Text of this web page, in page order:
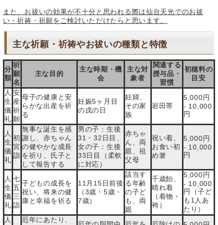
また、お祓いの効果が不十分と思われる際は仙台天光でのお祓
い・祈祷・祈願をご検討いただけたらと思います。
主な祈願・祈祷やお祓いの種類と特徴
分
類
祈
願
名
主な目的
主な時期・機
会
主な対
象者
関連する
授与品・
習慣
初穂料の
目安
人
生
儀
礼
安
産
祈
願
母子の健康と安
らかな出産を祈
る
妊娠5ヶ月目
の戌の日
妊婦、
その家
族
岩田帯
5,000円
- 10,000
円
人
生
儀
礼
初
宮
詣
無事な誕生を感
謝し、赤ちゃん
の健やかな成長
を祈り、氏子と
して報告する
男の子：生後
31・32日目、
女の子：生後
33日目（柔軟
に対応）
赤ちゃ
ん、両
親、祖
父母
祝い着、
お食い初
め箸
5,000円
- 10,000
円
人
生
儀
礼
七
五
三
詣
子どもの成長を
祝い、将来の健
康と幸福を祈る
11月15日前後
（3歳・5歳・
7歳）
該当す
る年齢
の子ど
も、両
親
千歳飴、
晴れ着
（着物・
袴）
5,000円
- 10,000
円（子ど
も1人あ
たり）
人
厄年にあたり、